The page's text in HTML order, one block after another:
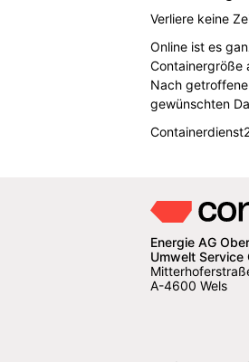
Verliere keine
Online ist es
Containergröße
Nach
gewünschten
Energie AG
Umwelt Service
A-4600 Wels